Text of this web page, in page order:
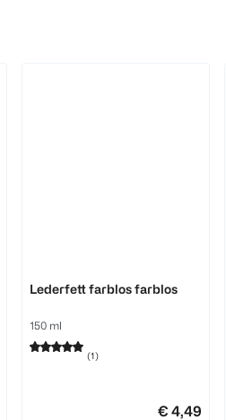
Lederfett farblos farblos
150 ml
(1)
€ 4,49